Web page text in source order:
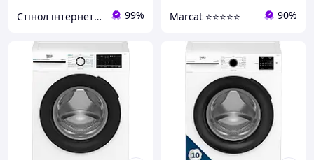
Стінол інтернет магазин 99% Marcat ⭐⭐⭐⭐⭐ 90%